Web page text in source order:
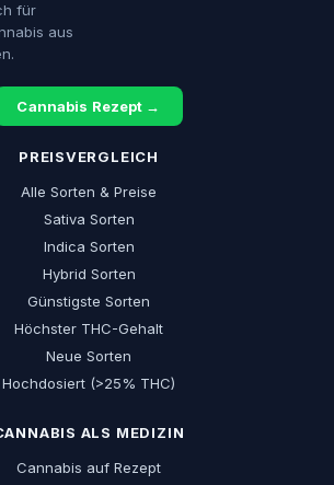
für
aus
Cannabis Rezept →
PREISVERGLEICH
Alle Sorten & Preise
Sativa Sorten
Indica Sorten
Hybrid Sorten
Günstigste Sorten
Höchster THC-Gehalt
Neue Sorten
Hochdosiert (>25% THC)
ALS MEDIZIN
Cannabis auf Rezept